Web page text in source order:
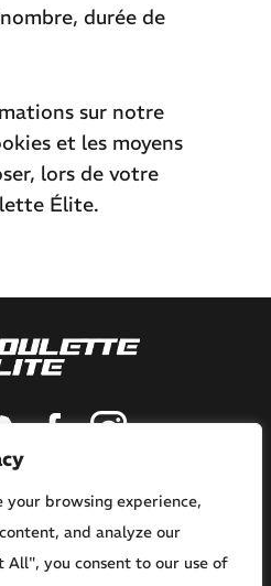
your browsing experience,
and analyze our
you consent to our use of
durée de
sur notre
et les moyens
lors de votre
Élite.
confidentialité